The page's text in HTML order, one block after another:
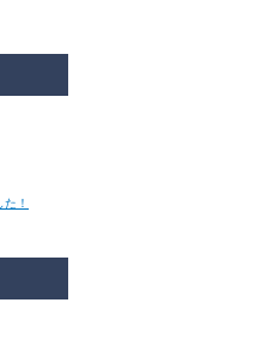
！